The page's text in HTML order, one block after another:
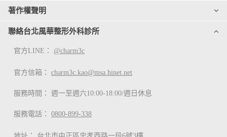
著作權聲明
聯絡台北風華整形外科診所
官方LINE： @charm3c
官方信箱： charm3c.kao@msa.hinet.net
服務時間： 週一至週六10:00-18:00/週日休息
服務電話： 0800-899-338